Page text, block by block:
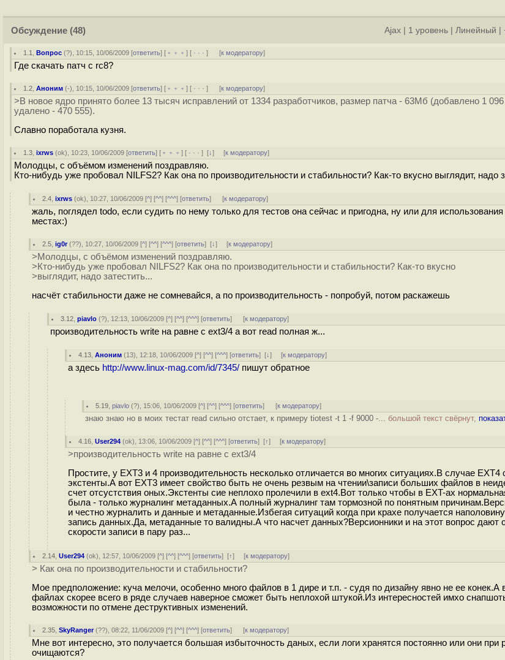
Обсуждение (48) Ajax 1 уровень Линейный
1.1 ,Вопрос (?), 10:15, 10/06/2009 [ответить] [ ﹢﹢﹢] [ · · ·] [к модератору]
Где скачать патч с rc8?
1.2 ,Аноним (-), 10:15, 10/06/2009 [ответить] [ ﹢﹢﹢] [ · · ·] [к модератору]
>В новое ядро принято более 13 тысяч исправлений от 1334 разработчиков, размер патча - 63Мб (добавлено 1 096
удалено - 470 555).
Славно поработала кузня.
1.3 ,ixrws (ok), 10:23, 10/06/2009 [ответить] [ ﹢﹢﹢] [ · · ·][↓] [к модератору]
Молодцы, с объёмом изменений поздравляю.
Кто-нибудь уже пробовал NILFS2? Как она по производительности и стабильности? Как-то вкусно выглядит, надо
2.4 ,ixrws (ok), 10:27, 10/06/2009 [^] [^^] [^^^] [ответить] [к модератору]
жаль, поглядел todo, если судить по нему только для тестов она сейчас и пригодна, ну или для
местах:)
2.5 ,ig0r(??), 10:27, 10/06/2009 [^] [^^] [^^^] [ответить][↓] [к модератору]
>Молодцы, с объёмом изменений поздравляю.
>Кто-нибудь уже пробовал NILFS2? Как она по производительности и стабильности? Как-то вкусно
>выглядит, надо затестить...
насчёт стабильности даже не сомневайся, а по производительность - попробуй, потом раскажешь
3.12 ,piavlo (?), 12:13, 10/06/2009 [^] [^^] [^^^] [ответить] [к модератору]
производительность write на равне с ext3/4 а вот read полная ж...
4.13 ,Аноним (13), 12:18, 10/06/2009 [^] [^^] [^^^] [ответить][↓] [к модератору]
а здесь http://www.linux-mag.com/id/7345/ пишут обратное
5.19 ,piavlo (?), 15:06, 10/06/2009 [^] [^^] [^^^] [ответить] [к модератору]
знаю знаю но в моих тестат read сильно отстает, к примеру tiotest -t 1 -f 9000 -... большой текст свёрнут,
4.16 ,User294 (ok), 13:06, 10/06/2009 [^] [^^] [^^^] [ответить][↑] [к модератору]
>производительность write на равне с ext3/4
Простите, у EXT3 и 4 производительность несколько отличается во многих ситуациях.В случае
экстенты.А вот EXT3 имеет свойство быть не очень резвым на чтении\записи больших файлов в
счет отсустствия оных.Экстенты сие неплохо пролечили в ext4.Вот только чтобы в EXT-ах
была - только журналинг метаданных.А полный журналинг там тормозной по понятным
и честно журналить и данные и метаданные.Избегая ситуаций когда при крахе получается
запись данных.Да, метаданные то валидны.А что насчет данных?Версионники и на этот вопрос дают
скорости записи в пару раз...
2.14 ,User294 (ok), 12:57, 10/06/2009 [^] [^^] [^^^] [ответить][↑] [к модератору]
> Как она по производительности и стабильности?
Мое предположение: куча мелочи, особенно много файлов в 1 дире и т.п. - судя по дизайну явно не ее конек.А
файлах скорее всего в ряде случаев наверное сможет быть неплохой штукой.Из интересностей имхо
возможности по отмене деструктивных изменений.
2.35 ,SkyRanger(??), 08:22, 11/06/2009 [^] [^^] [^^^] [ответить] [к модератору]
Мне вот интересно, это получается большая избыточность даных, если логи хранятся постоянно или они при
очищаются?